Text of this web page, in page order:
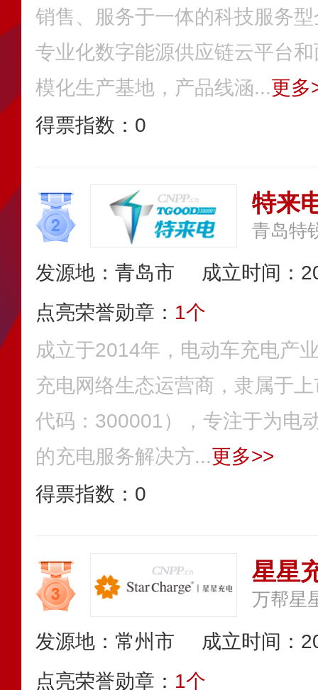
销售、服务于一体的科技服务
专业化数字能源供应链云平台
模化生产基地，产品线涵...更多
得票指数： 0
特来
青岛特
发源地：青岛市
成立时间：
点亮荣誉勋章： 1个
成立于2014年，电动车充电产
充电网络生态运营商，隶属于
代码：300001），专注于为电
的充电服务解决方...更多>>
得票指数： 0
星星
万帮星
发源地：常州市
成立时间：
点亮荣誉勋章： 1个